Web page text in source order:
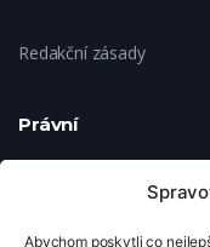
Abychom poskytli co
Redakční zásady
Právní
Ochrana soukromí